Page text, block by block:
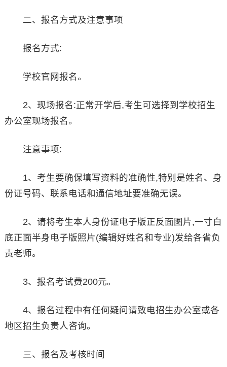
二、报名方式及注意事项
报名方式:
学校官网报名。
2、现场报名:正常开学后,考生可选择到学校招生
办公室现场报名。
注意事项:
1、考生要确保填写资料的准确性,特别是姓名、身
份证号码、联系电话和通信地址要准确无误。
2、请将考生本人身份证电子版正反面图片,一寸白
底正面半身电子版照片(编辑好姓名和专业)发给各省负
责老师。
3、报名考试费200元。
4、报名过程中有任何疑问请致电招生办公室或各
地区招生负责人咨询。
三、报名及考核时间